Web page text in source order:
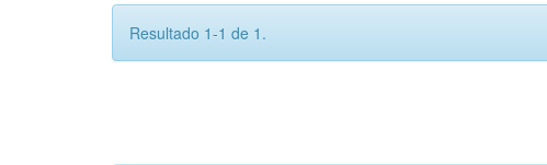
Resultado 1-1 de 1.